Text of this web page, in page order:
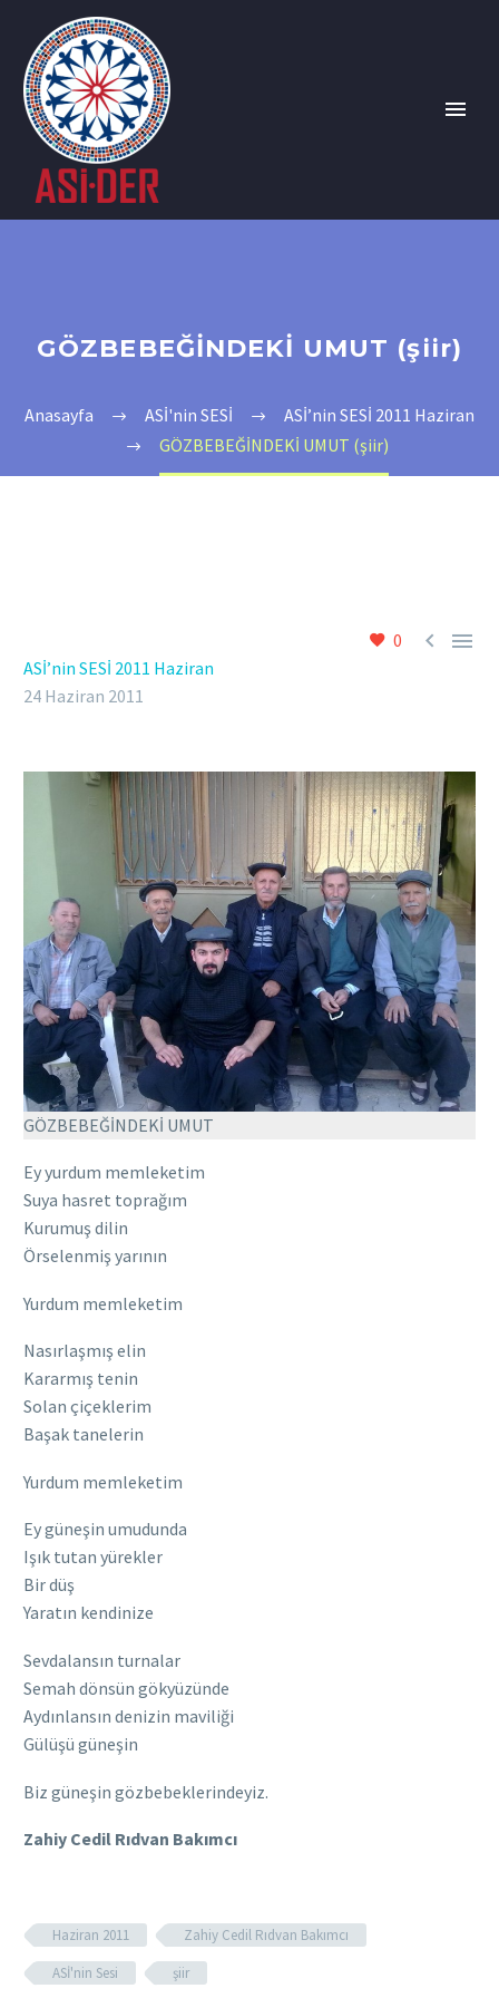
GÖZBEBEĞİNDEKİ UMUT (şiir)
Anasayfa ASİ'nin SESİ
ASİ’nin SESİ 2011 Haziran
GÖZBEBEĞİNDEKİ UMUT (şiir)
0  
ASİ’nin SESİ 2011 Haziran
24 Haziran 2011
GÖZBEBEĞİNDEKİ UMUT
Ey yurdum memleketim
Suya hasret toprağım
Kurumuş dilin
Örselenmiş yarının
Yurdum memleketim
Nasırlaşmış elin
Kararmış tenin
Solan çiçeklerim
Başak tanelerin
Yurdum memleketim
Ey güneşin umudunda
Işık tutan yürekler
Bir düş
Yaratın kendinize
Sevdalansın turnalar
Semah dönsün gökyüzünde
Aydınlansın denizin maviliği
Gülüşü güneşin
Biz güneşin gözbebeklerindeyiz.
Zahiy Cedil Rıdvan Bakımcı
Haziran 2011
Zahiy Cedil Rıdvan Bakımcı
ASİ'nin Sesi
şiir